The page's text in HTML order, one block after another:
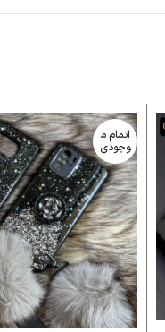
اتمام م
وجودی